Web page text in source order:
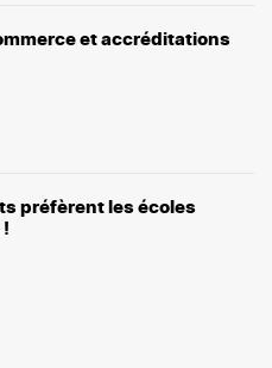
et accréditations
préfèrent les écoles
!